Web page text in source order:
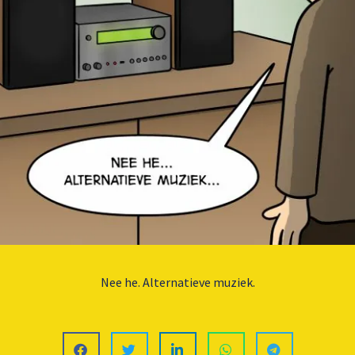
Nee he. Alternatieve muziek.